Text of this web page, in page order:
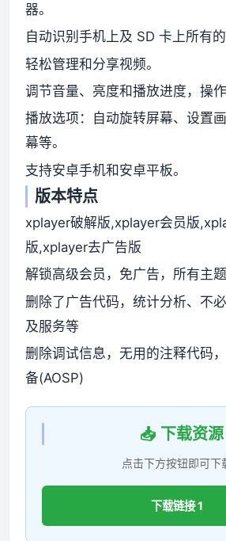
器。
自动识别手机上及 SD 卡上所有的
轻松管理和分享视频。
调节音量、亮度和播放进度，操作
播放选项：自动旋转屏幕、设置
幕等。
支持安卓手机和安卓平板。
版本特点
xplayer破解版,xplayer会员版
版,xplayer去广告版
解锁高级会员，免广告，所有主
删除了广告代码，统计分析、不
及服务等
删除调试信息，无用的注释代码
备(AOSP)
📥 下载资源
点击下方按钮即可下
下载链接 1